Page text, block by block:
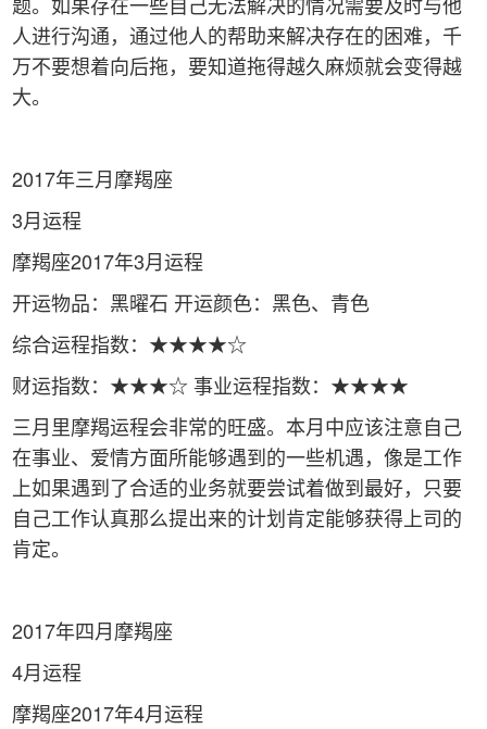
人进行沟通，通过他人的帮助来解决存在的困难，千
万不要想着向后拖，要知道拖得越久麻烦就会变得越
大。
2017年三月摩羯座
3月运程
摩羯座2017年3月运程
开运物品：黑曜石 开运颜色：黑色、青色
综合运程指数：★★★★☆
财运指数：★★★☆ 事业运程指数：★★★★
三月里摩羯运程会非常的旺盛。本月中应该注意自己
在事业、爱情方面所能够遇到的一些机遇，像是工作
上如果遇到了合适的业务就要尝试着做到最好，只要
自己工作认真那么提出来的计划肯定能够获得上司的
肯定。
2017年四月摩羯座
4月运程
摩羯座2017年4月运程